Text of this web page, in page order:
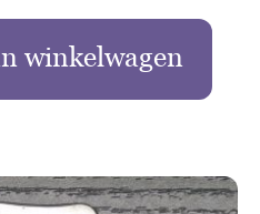
winkelwagen